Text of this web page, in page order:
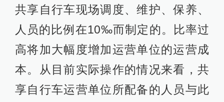
共享自行车现场调度、维护、保养、
人员的比例在10‰而制定的。比率过
高将加大幅度增加运营单位的运营成
本。从目前实际操作的情况来看，共
享自行车运营单位所配备的人员与此